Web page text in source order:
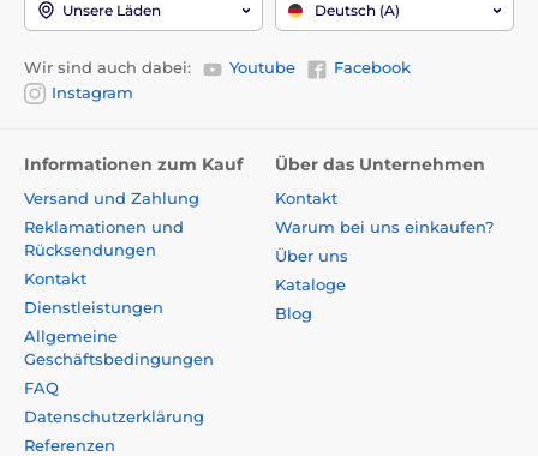
Unsere Läden Deutsch (A)
Wir sind auch dabei: Youtube
Facebook
Instagram
Informationen zum Kauf
Versand und Zahlung
Reklamationen und
Rücksendungen
Kontakt
Dienstleistungen
Allgemeine
Geschäftsbedingungen
FAQ
Datenschutzerklärung
Referenzen
Über das Unternehmen
Kontakt
Warum bei uns einkaufen?
Über uns
Kataloge
Blog